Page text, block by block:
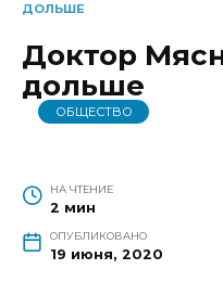
ДОЛЬШЕ
Доктор
дольше
ОБЩЕСТВО
НА ЧТЕНИЕ
2 мин
ОПУБЛИКОВАНО
19 июня, 2020